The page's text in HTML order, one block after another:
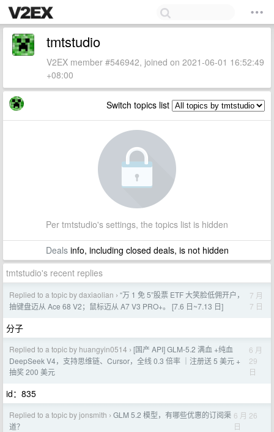
tmtstudio
V2EX member #546942, joined on 2021-06-01 16:52:49
+08:00
Switch topics list
Per tmtstudio's settings, the topics list is hidden
Dealsinfo, including closed deals, is not hidden
tmtstudio's recent replies
Replied to a topic by daxiaolian › “万 1 免 5”股票 ETF 大笑脸低佣开户，
抽键盘迈从 Ace 68 V2；鼠标迈从 A7 V3 PRO+。 [7.6 日~7.13 日]
7 月
7 日
分子
Replied to a topic by huangyin0514 › [国产 API] GLM-5.2 满血 +纯血
DeepSeek V4，支持思维链、Cursor，全线 0.3 倍率 ｜注册送 5 美元 +
抽奖 200 美元
6 月
29
日
id：835
Replied to a topic by jonsmith › GLM 5.2 模型，有哪些优惠的订阅渠
道？
6 月 26
日